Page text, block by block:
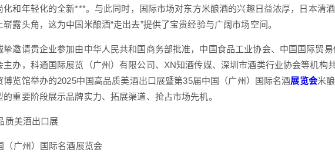
化和年轻化的全新***。与此同时，国际市场对东方米酿酒的兴趣日益浓厚，日本清
露头角，这为中国米酿酒“走出去”提供了宝贵经验与广阔市场空间。
请贵企业参加由中华人民共和国商务部批准，中国食品工业协会、中国国际贸易
主办，科通国际展览（广州）有限公司、XN知酒传媒、深圳市酒类行业协会等机构
博览馆举办的2025中国高品质美酒出口展暨第35届中国（广州）国际名酒展览会米
重要阶段展示品牌实力、拓展渠道、抢占市场先机。
美酒出口展
广州）国际名酒展览会